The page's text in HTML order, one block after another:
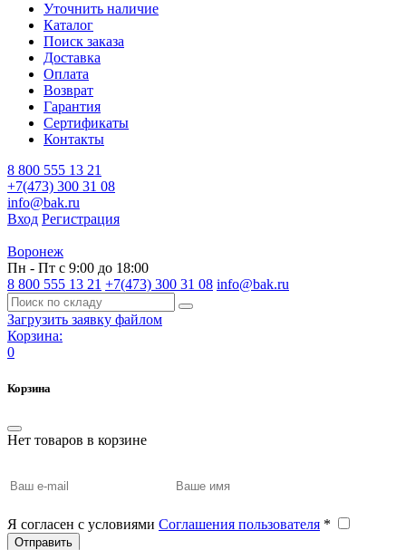
Уточнить наличие
Каталог
Поиск заказа
Доставка
Оплата
Возврат
Гарантия
Сертификаты
Контакты
8 800 555 13 21
+7(473) 300 31 08
info@bak.ru
Вход Регистрация
Воронеж
Пн - Пт с 9:00 до 18:00
8 800 555 13 21 +7(473) 300 31 08 info@bak.ru
Загрузить заявку файлом
Корзина:
0
Корзина
Нет товаров в корзине
Я согласен с условиями Соглашения пользователя *
Отправить